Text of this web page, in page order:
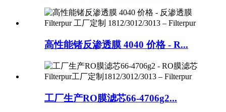
高性能锗反渗透膜 4040 价格 - R...
工厂生产RO膜滤芯66-4706g2...